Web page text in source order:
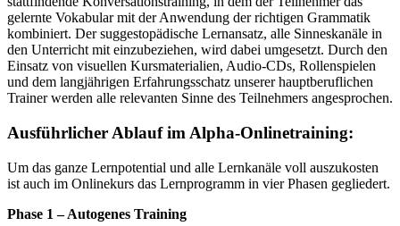
gelernte Vokabular mit der Anwendung der richtigen Grammatik
kombiniert. Der suggestopädische Lernansatz, alle Sinneskanäle in
den Unterricht mit einzubeziehen, wird dabei umgesetzt. Durch den
Einsatz von visuellen Kursmaterialien, Audio-CDs, Rollenspielen
und dem langjährigen Erfahrungsschatz unserer hauptberuflichen
Trainer werden alle relevanten Sinne des Teilnehmers angesprochen.
Ausführlicher Ablauf im Alpha-Onlinetraining:
Um das ganze Lernpotential und alle Lernkanäle voll auszukosten
ist auch im Onlinekurs das Lernprogramm in vier Phasen gegliedert.
Phase 1 – Autogenes Training